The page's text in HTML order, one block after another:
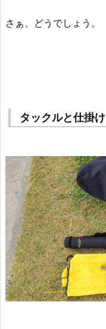
さぁ、どうでしょう。
タックルと仕掛け